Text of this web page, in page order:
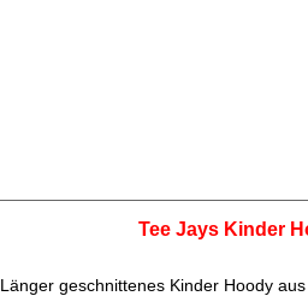
Tee Jays Kinder
Länger geschnittenes Kinder Hoody